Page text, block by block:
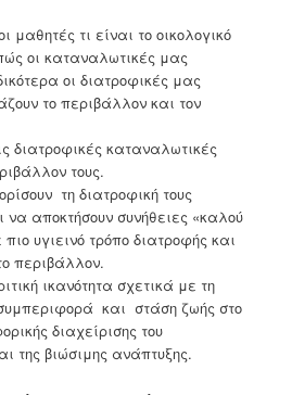
μαθητές τι είναι το οικολογικό
οι καταναλωτικές μας
οι διατροφικές μας
το περιβάλλον και τον
διατροφικές καταναλωτικές
τους.
τη διατροφική τους
αποκτήσουν συνήθειες «καλού
υγιεινό τρόπο διατροφής και
περιβάλλον.
ικανότητα σχετικά με τη
και στάση ζωής στο
διαχείρισης του
της βιώσιμης ανάπτυξης.